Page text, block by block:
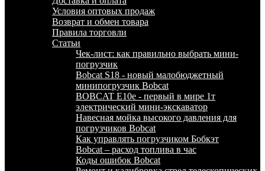
Условия оптовых продаж
Возврат и обмен товара
Правила торговли
Статьи
Чек-лист: как правильно выбрать мини-
погрузчик
Bobcat S18 - новый малобюджетный
минипогрузчик Bobcat
BOBCAT E10e - первый в мире 1т
электрический мини-экскаватор
Навесная мойка высокого давления для
погрузчиков Bobcat
Как управлять погрузчиком Бобкэт
Bobcat – расход топлива в час
Коды ошибок Bobcat